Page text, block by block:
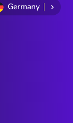
Germany